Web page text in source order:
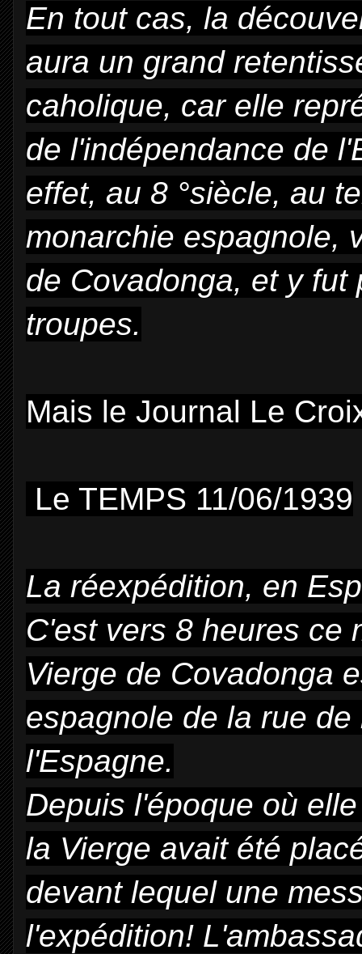
En tout cas, la
aura un grand
caholique, car elle
de l'indépendance de
effet, au 8 °siècle, au
monarchie espagnole,
de Covadonga, et y fut
troupes.
Mais le Journal Le
Le TEMPS 11/06/1939
La réexpédition, en
C'est vers 8 heures ce
Vierge de Covadonga
espagnole de la rue
l'Espagne.
Depuis l'époque où
la Vierge avait été
devant lequel une
l'expédition!